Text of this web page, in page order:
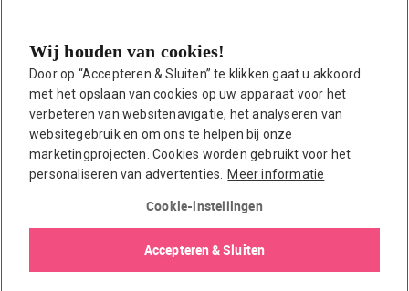
Toy van de maand
Vraag ’t onze seksuoloog
Interessante links
Seksuologen in Nederland
Erotisch verhaal insturen
EasyToys shop
Wij houden van cookies!
Door op “Accepteren & Sluiten” te klikken gaat u akkoord
met het opslaan van cookies op uw apparaat voor het
verbeteren van websitenavigatie, het analyseren van
websitegebruik en om ons te helpen bij onze
marketingprojecten. Cookies worden gebruikt voor het
personaliseren van advertenties. Meer informatie
Cookie-instellingen
Accepteren & Sluiten